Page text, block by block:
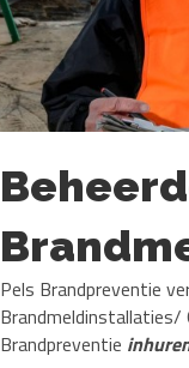
Pels Brandpreventie
Brandpreventie